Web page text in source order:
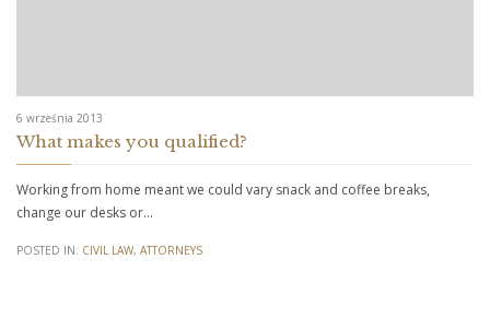
6 września 2013
What makes you qualified?
Working from home meant we could vary snack and coffee breaks,
change our desks or…
POSTED IN: CIVIL LAW, АTTORNEYS